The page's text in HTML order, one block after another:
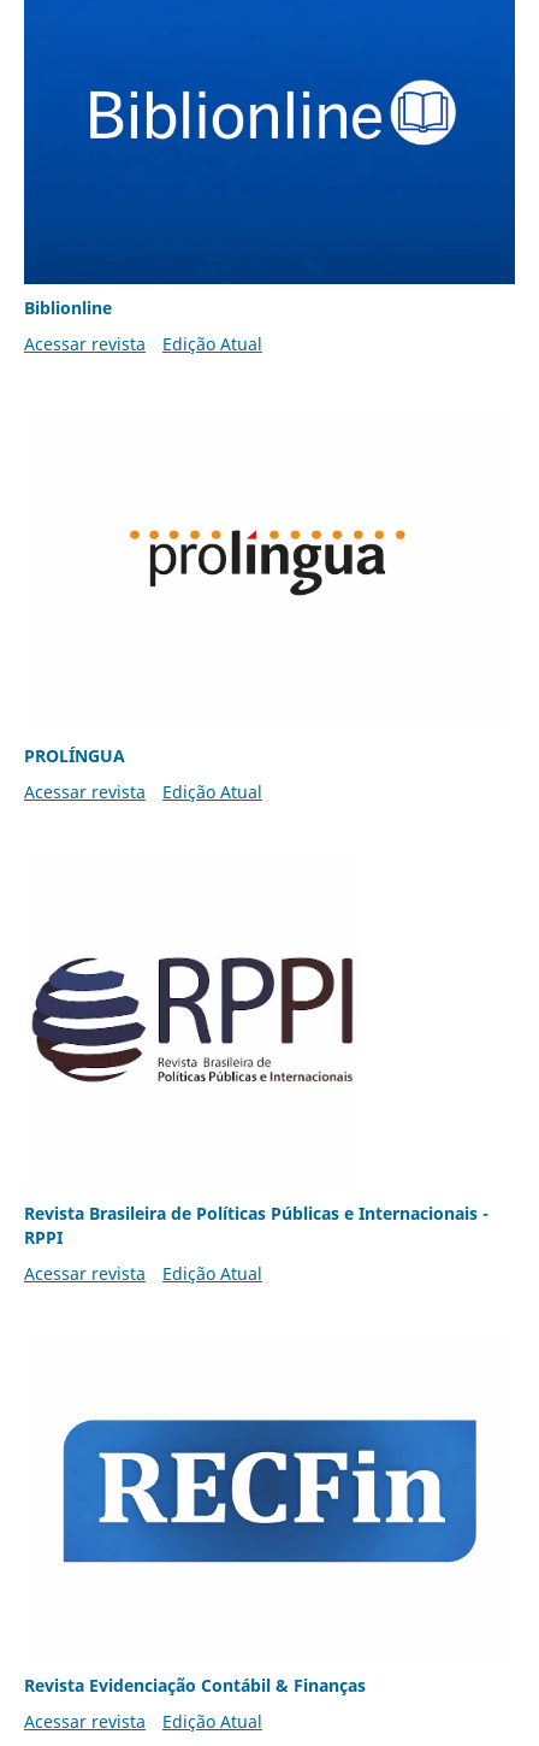
Biblionline
Acessar revista
Edição Atual
PROLÍNGUA
Acessar revista
Edição Atual
Revista Brasileira de Políticas Públicas e Internacionais -
RPPI
Acessar revista
Edição Atual
Revista Evidenciação Contábil & Finanças
Acessar revista
Edição Atual